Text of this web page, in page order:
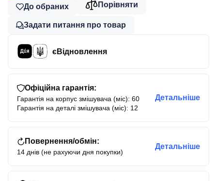
До обраних Порівняти
Задати питання про товар
єВідновлення
Офіційна гарантія:
Гарантія на корпус змішувача (міс): 60
Гарантія на деталі змішувача (міс): 12
Детальніше
Повернення/обмін:
14 днів (не рахуючи дня покупки)
Детальніше